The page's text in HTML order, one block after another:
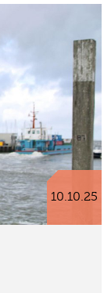
10.10.25